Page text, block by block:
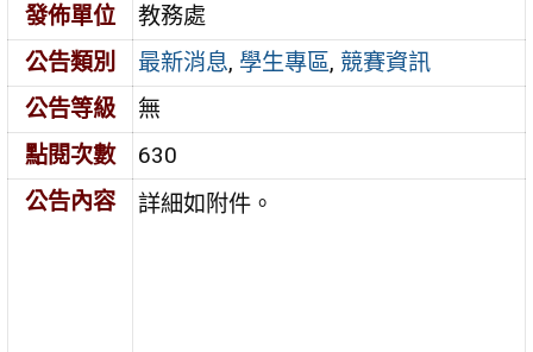
發佈單位
教務處
公告類別
最新消息, 學生專區, 競賽資訊
公告等級
無
點閱次數
630
公告內容
詳細如附件。